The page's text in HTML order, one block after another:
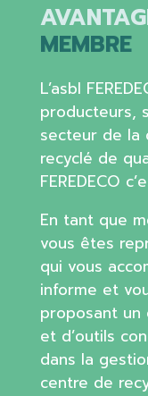
MEMBRE
L’asbl
producteurs,
secteur de la
recyclé de
FEREDECO
En tant que
vous êtes
qui vous
informe et
proposant un
et d’outils
dans la
centre de